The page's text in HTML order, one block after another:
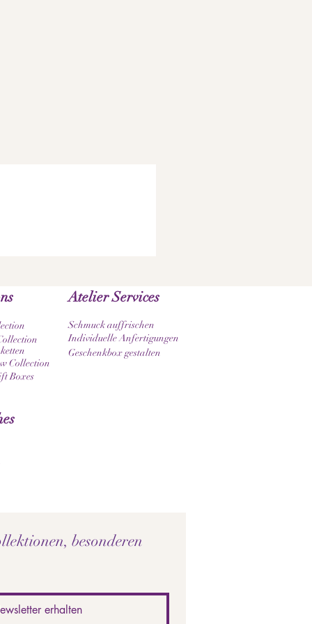
Collection
Boxes
Atelier Services
Schmuck auffrischen
Individuelle Anfertigungen
Geschenkbox gestalten
besonderen
erhalten